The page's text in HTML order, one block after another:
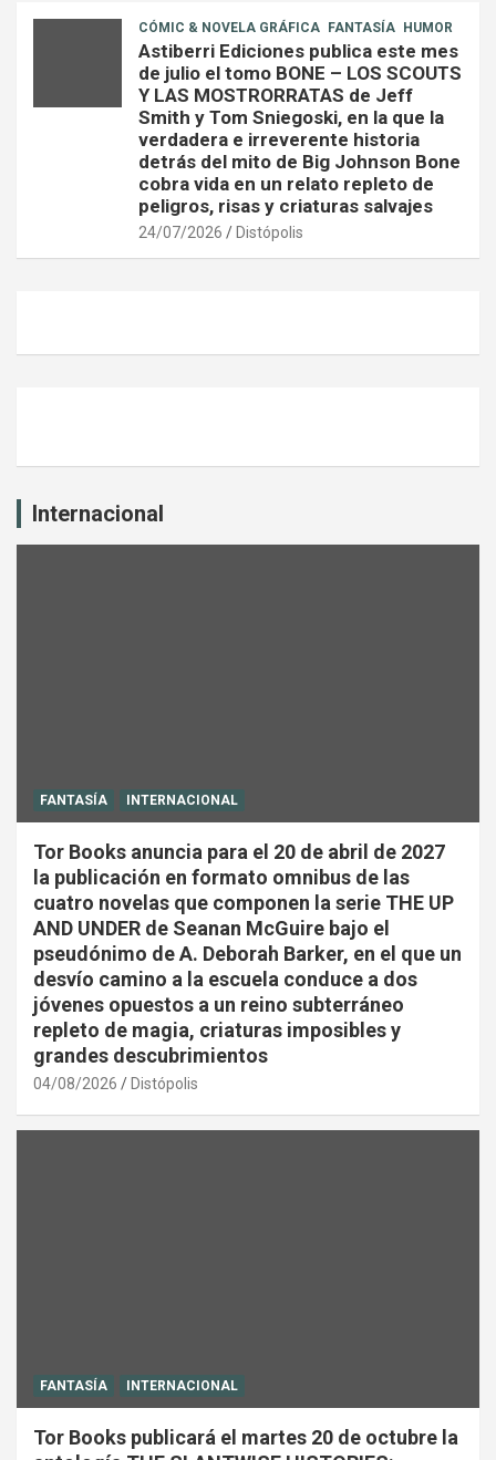
CÓMIC & NOVELA GRÁFICA FANTASÍA HUMOR
Astiberri Ediciones publica este mes
de julio el tomo BONE – LOS SCOUTS
Y LAS MOSTRORRATAS de Jeff
Smith y Tom Sniegoski, en la que la
verdadera e irreverente historia
detrás del mito de Big Johnson Bone
cobra vida en un relato repleto de
peligros, risas y criaturas salvajes
24/07/2026 Distópolis
Internacional
FANTASÍA INTERNACIONAL
Tor Books anuncia para el 20 de abril de 2027
la publicación en formato omnibus de las
cuatro novelas que componen la serie THE UP
AND UNDER de Seanan McGuire bajo el
pseudónimo de A. Deborah Barker, en el que un
desvío camino a la escuela conduce a dos
jóvenes opuestos a un reino subterráneo
repleto de magia, criaturas imposibles y
grandes descubrimientos
04/08/2026 Distópolis
FANTASÍA INTERNACIONAL
Tor Books publicará el martes 20 de octubre la